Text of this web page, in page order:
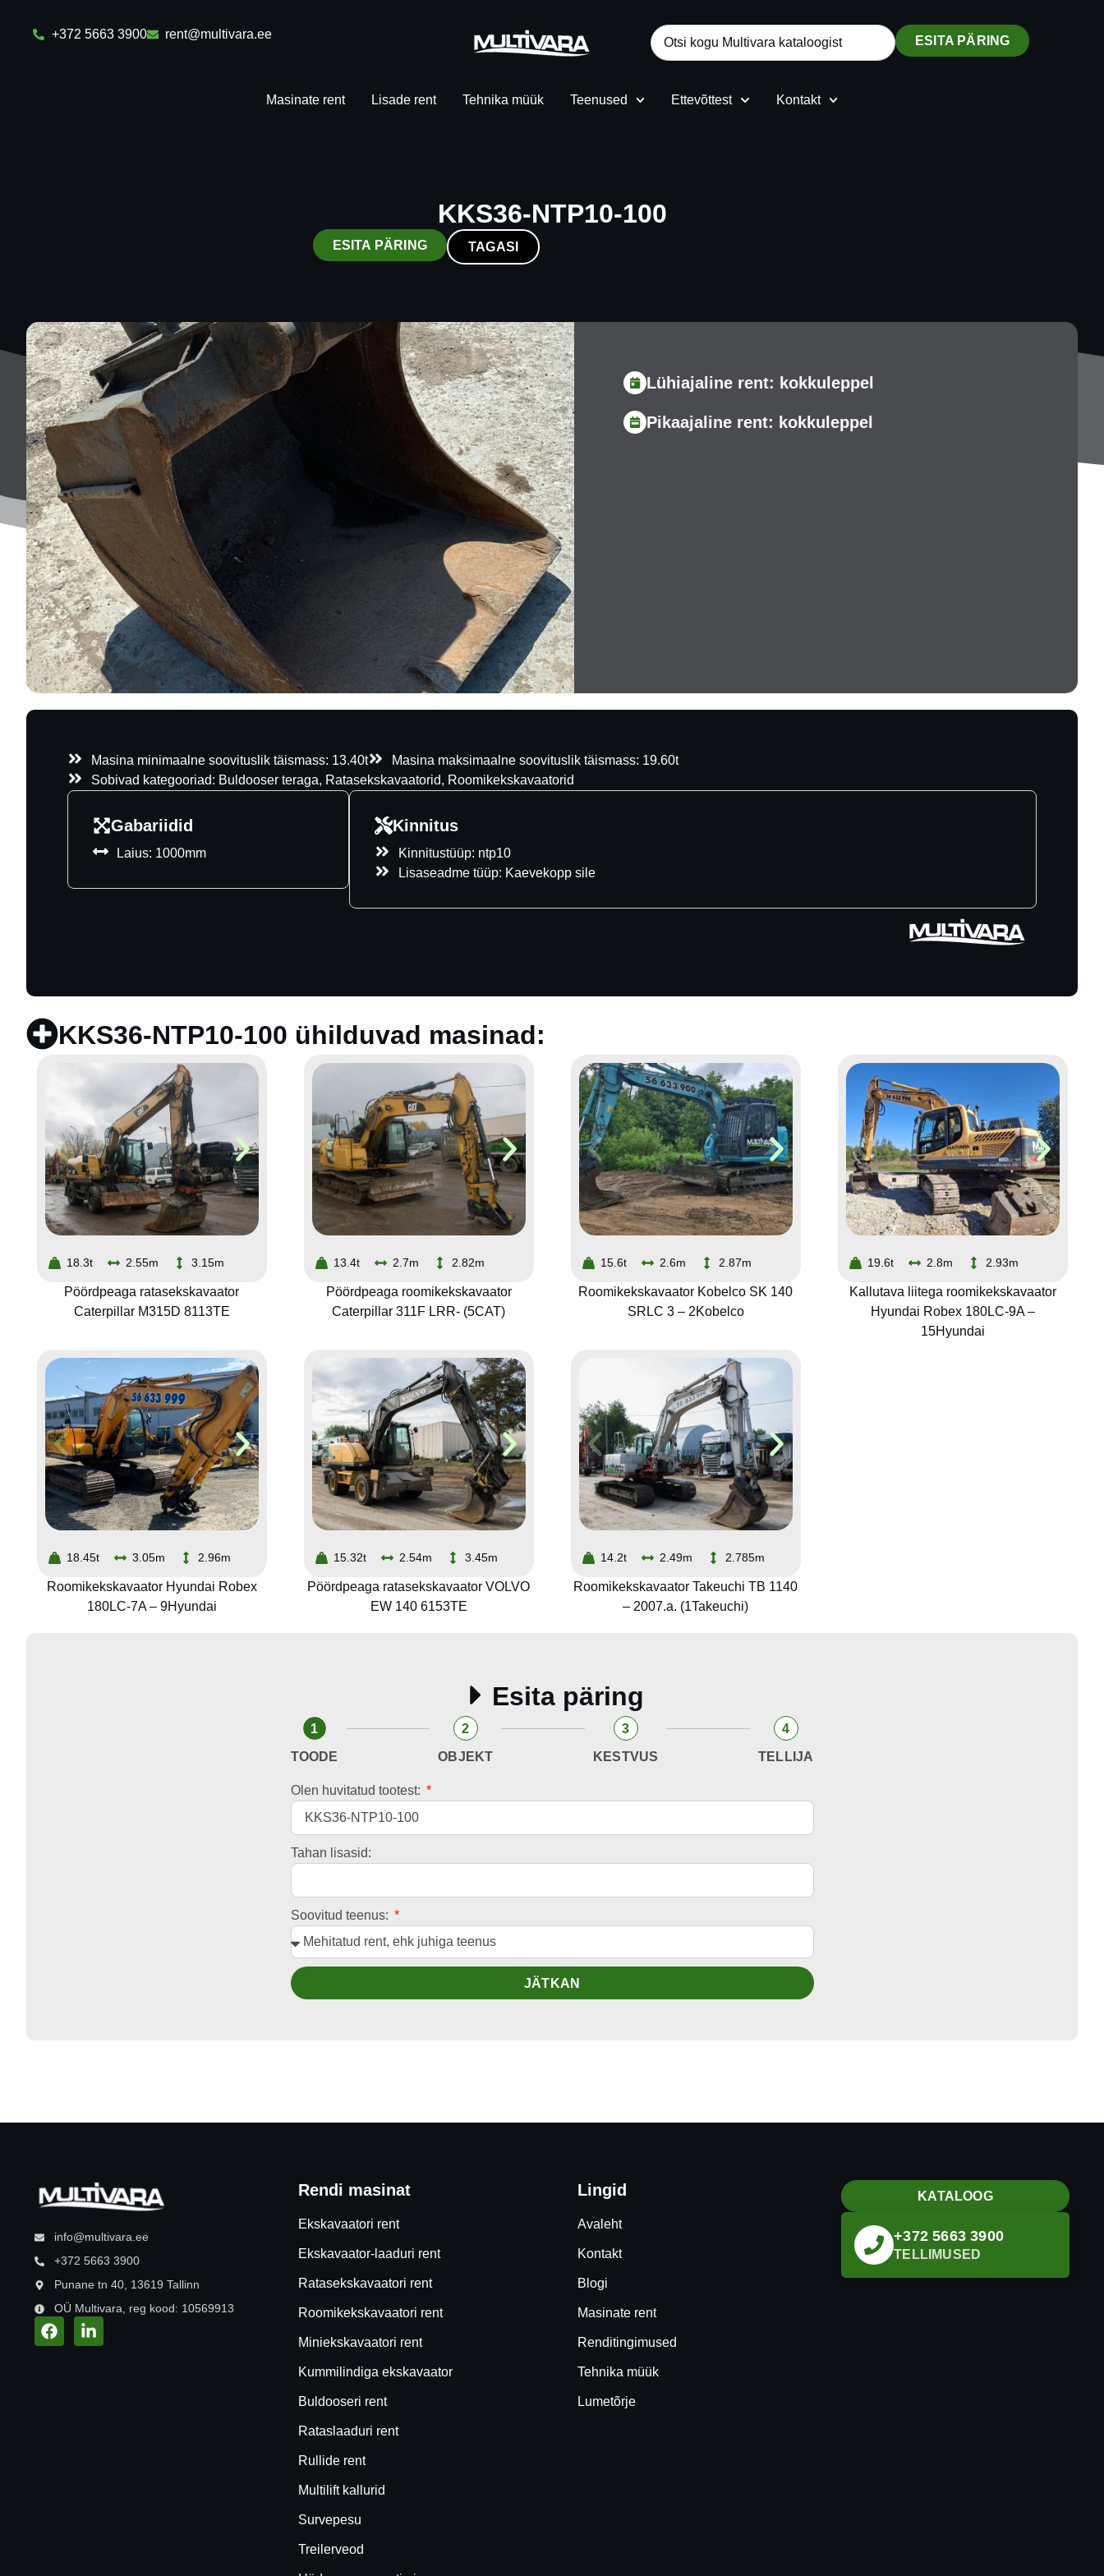
+372 5663 3900 rent@multivara.ee ESITA PÄRING
Masinate rent Lisade rent Tehnika müük Teenused Ettevõttest Kontakt
KKS36-NTP10-100
ESITA PÄRING TAGASI
Lühiajaline rent: kokkuleppel
Pikaajaline rent: kokkuleppel
Masina minimaalne soovituslik täismass: 13.40t
Masina maksimaalne soovituslik täismass: 19.60t
Sobivad kategooriad: Buldooser teraga, Ratasekskavaatorid, Roomikekskavaatorid
Gabariidid
Laius: 1000mm
Kinnitus
Kinnitustüüp: ntp10
Lisaseadme tüüp: Kaevekopp sile
KKS36-NTP10-100 ühilduvad masinad:
18.3t 2.55m 3.15m
Pöördpeaga ratasekskavaator
Caterpillar M315D 8113TE
13.4t 2.7m 2.82m
Pöördpeaga roomikekskavaator
Caterpillar 311F LRR- (5CAT)
15.6t 2.6m 2.87m
Roomikekskavaator Kobelco SK 140
SRLC 3 – 2Kobelco
19.6t 2.8m 2.93m
Kallutava liitega roomikekskavaator
Hyundai Robex 180LC-9A –
15Hyundai
18.45t 3.05m 2.96m
Roomikekskavaator Hyundai Robex
180LC-7A – 9Hyundai
15.32t 2.54m 3.45m
Pöördpeaga ratasekskavaator VOLVO
EW 140 6153TE
14.2t 2.49m 2.785m
Roomikekskavaator Takeuchi TB 1140
– 2007.a. (1Takeuchi)
Esita päring
1
TOODE
2
OBJEKT
3
KESTVUS
4
TELLIJA
Olen huvitatud tootest:
Tahan lisasid:
Soovitud teenus:
JÄTKAN
info@multivara.ee
+372 5663 3900
Punane tn 40, 13619 Tallinn
OÜ Multivara, reg kood: 10569913
Rendi masinat
Ekskavaatori rent
Ekskavaator-laaduri rent
Ratasekskavaatori rent
Roomikekskavaatori rent
Miniekskavaatori rent
Kummilindiga ekskavaator
Buldooseri rent
Rataslaaduri rent
Rullide rent
Multilift kallurid
Survepesu
Treilerveod
Lingid
Avaleht
Kontakt
Blogi
Masinate rent
Renditingimused
Tehnika müük
Lumetõrje
KATALOOG
+372 5663 3900
TELLIMUSED